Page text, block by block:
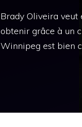
Brady Oliveira
obtenir grâce à un
Winnipeg est bien